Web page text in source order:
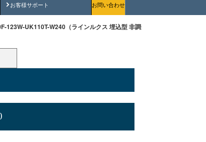
お客様サポート
安全にご使用いただくためにお問い合わせ
123W-UK110T-W240（ラインルクス 埋込型 非調光 110形 幅220 ）